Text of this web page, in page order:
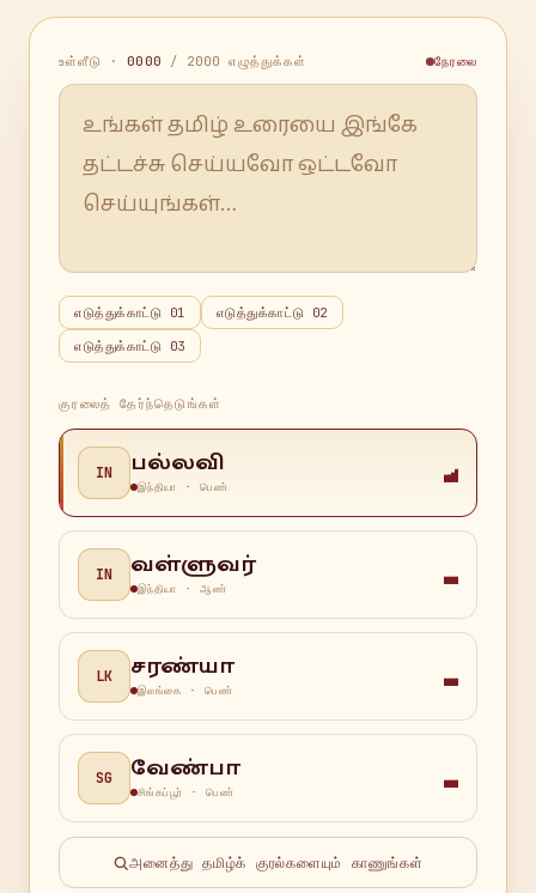
உள்ளீடு ·0000 / 2000 எழுத்துக்கள் நேரலை
எடுத்துக்காட்டு 01 எடுத்துக்காட்டு 02
எடுத்துக்காட்டு 03
குரலைத் தேர்ந்தெடுங்கள்
IN பல்லவி
இந்தியா ·பெண்
IN வள்ளுவர்
இந்தியா ·ஆண்
LK சரண்யா
இலங்கை ·பெண்
SG வேண்பா
சிங்கப்பூர் ·பெண்
அனைத்து தமிழ்க் குரல்களையும் காணுங்கள்